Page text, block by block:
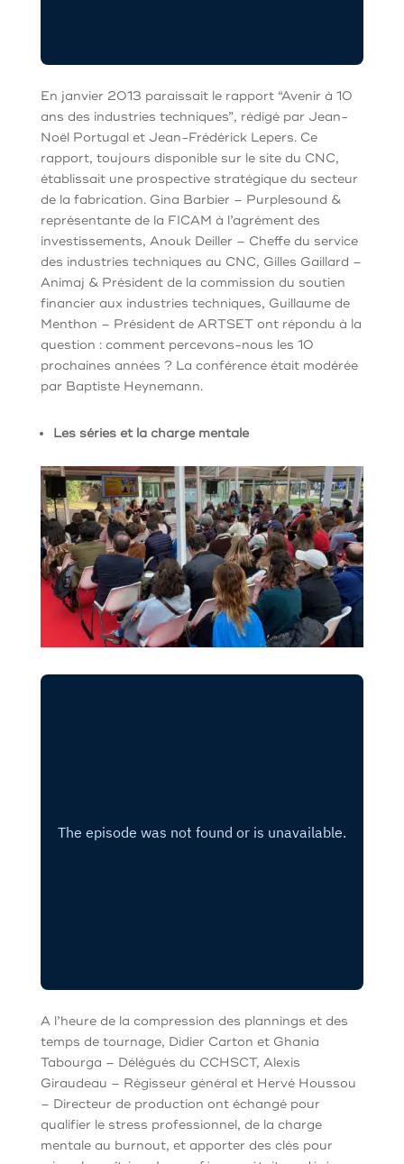
En janvier 2013 paraissait le rapport “Avenir à 10
ans des industries techniques”, rédigé par Jean-
Noël Portugal et Jean-Frédérick Lepers. Ce
rapport, toujours disponible sur le site du CNC,
établissait une prospective stratégique du secteur
de la fabrication. Gina Barbier – Purplesound &
représentante de la FICAM à l’agrément des
investissements, Anouk Deiller – Cheffe du service
des industries techniques au CNC, Gilles Gaillard –
Animaj & Président de la commission du soutien
financier aux industries techniques, Guillaume de
Menthon – Président de ARTSET ont répondu à la
question : comment percevons-nous les 10
prochaines années ? La conférence était modérée
par Baptiste Heynemann.
Les séries et la charge mentale
A l’heure de la compression des plannings et des
temps de tournage, Didier Carton et Ghania
Tabourga – Délégués du CCHSCT, Alexis
Giraudeau – Régisseur général et Hervé Houssou
– Directeur de production ont échangé pour
qualifier le stress professionnel, de la charge
mentale au burnout, et apporter des clés pour